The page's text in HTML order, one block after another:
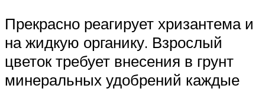
Прекрасно реагирует хризантема и
на жидкую органику. Взрослый
цветок требует внесения в грунт
минеральных удобрений каждые